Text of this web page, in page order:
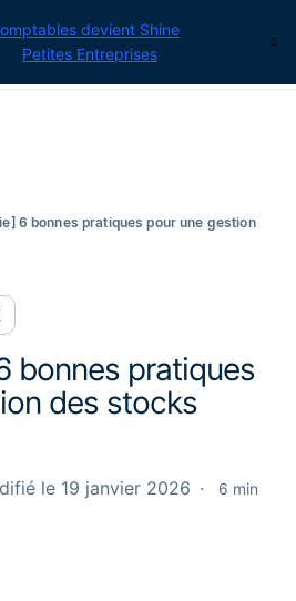
devient Shine
Petites Entreprises
6 bonnes pratiques pour une gestion
bonnes pratiques
des stocks
le 19 janvier 2026 6 min